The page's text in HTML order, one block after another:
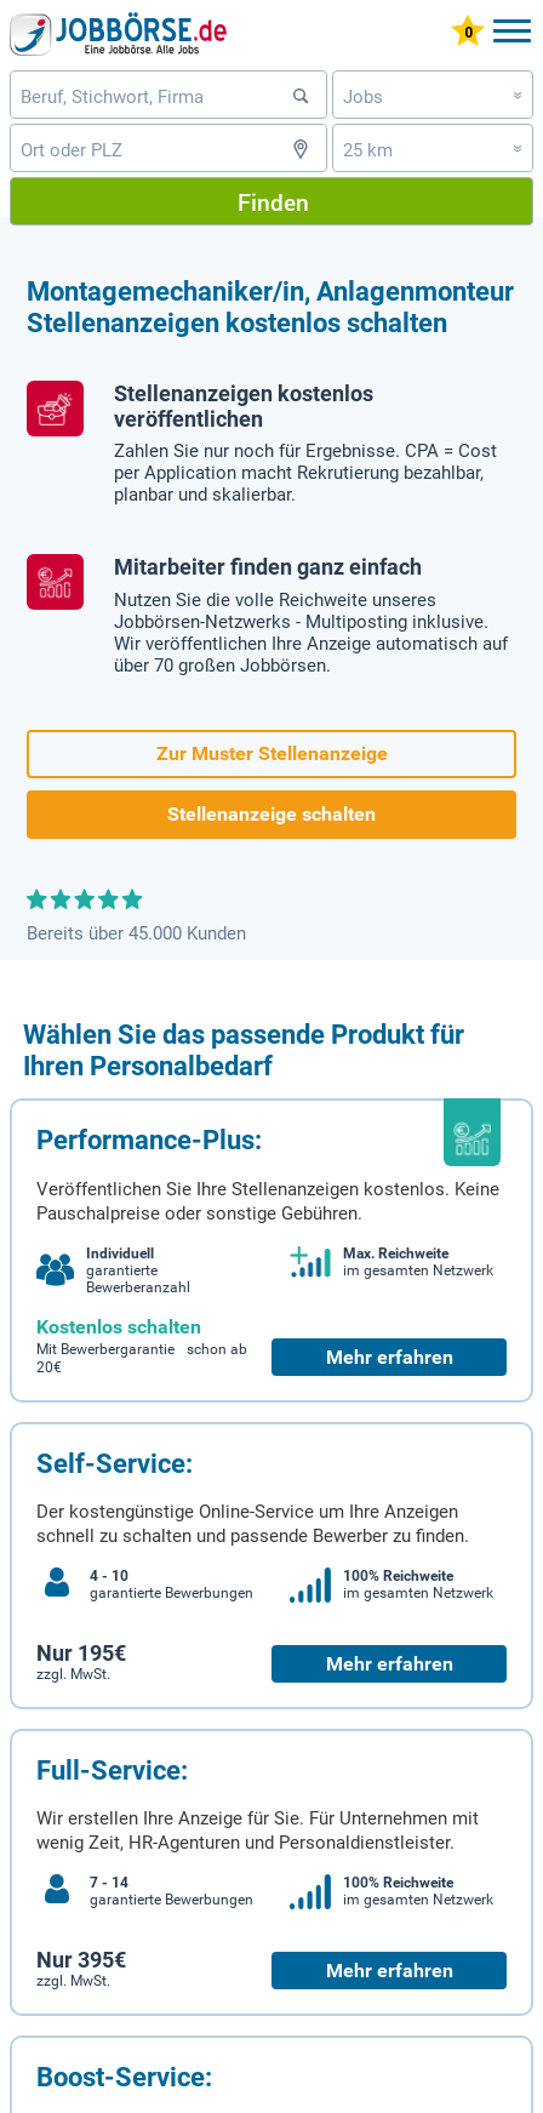
Jobs »
25 km »
Finden
Montagemechaniker/in, Anlagenmonteur
Stellenanzeigen kostenlos schalten
Stellenanzeigen kostenlos
veröffentlichen
Zahlen Sie nur noch für Ergebnisse. CPA = Cost
per Application macht Rekrutierung bezahlbar,
planbar und skalierbar.
Mitarbeiter finden ganz einfach
Nutzen Sie die volle Reichweite unseres
Jobbörsen-Netzwerks - Multiposting inklusive.
Wir veröffentlichen Ihre Anzeige automatisch auf
über 70 großen Jobbörsen.
Zur Muster Stellenanzeige
Stellenanzeige schalten
Bereits über 45.000 Kunden
Wählen Sie das passende Produkt für
Ihren Personalbedarf
Performance-Plus:
Veröffentlichen Sie Ihre Stellenanzeigen kostenlos. Keine
Pauschalpreise oder sonstige Gebühren.
Individuell
garantierte
Bewerberanzahl
Max. Reichweite
im gesamten Netzwerk
Kostenlos schalten
Mit Bewerbergarantie schon ab
20€
Mehr erfahren
Self-Service:
Der kostengünstige Online-Service um Ihre Anzeigen
schnell zu schalten und passende Bewerber zu finden.
4 - 10
garantierte Bewerbungen
100% Reichweite
im gesamten Netzwerk
Nur 195€
zzgl. MwSt. Mehr erfahren
Full-Service:
Wir erstellen Ihre Anzeige für Sie. Für Unternehmen mit
wenig Zeit, HR-Agenturen und Personaldienstleister.
7 - 14
garantierte Bewerbungen
100% Reichweite
im gesamten Netzwerk
Nur 395€
zzgl. MwSt. Mehr erfahren
Boost-Service: